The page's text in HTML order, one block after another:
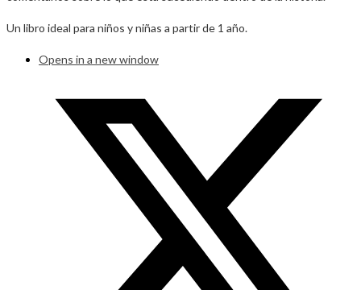
Un libro ideal para niños y niñas a partir de 1 año.
Opens in a new window